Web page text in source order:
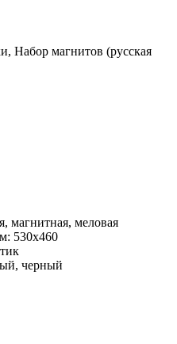
Набор магнитов (русская
магнитная, меловая
530х460
черный